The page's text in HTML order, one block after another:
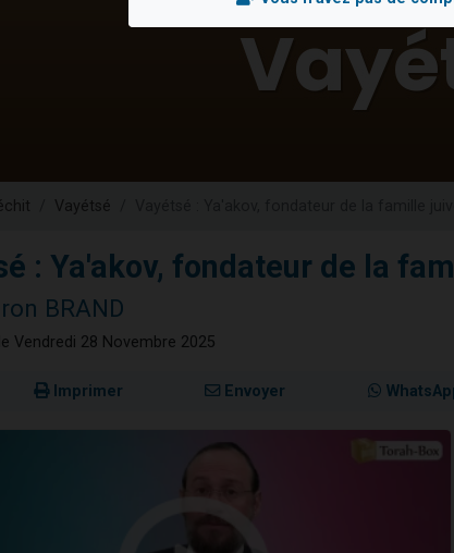
Il reste 49 places pour étudier en groupe sur Zoom
12 nouvelles musiques dans Torah-Box Music
3 personnes viennent de nous rejoindre sur WhatsApp
Vayétsé
: Ya'akov, fondateur de la
BRAND
Vendredi 28 Novembre 2025
Imprimer Envoyer